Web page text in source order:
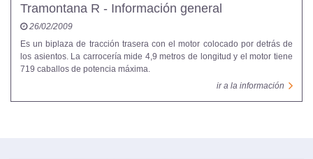
Tramontana R - Información general
26/02/2009
Es un biplaza de tracción trasera con el motor colocado por detrás de
los asientos. La carrocería mide 4,9 metros de longitud y el motor tiene
719 caballos de potencia máxima.
ir a la información